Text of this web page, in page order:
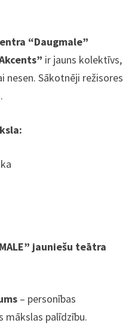
“Daugmale”
ir jauns kolektīvs,
nesen. Sākotnēji režisores
jauniešu teātra
– personības
mākslas palīdzību.